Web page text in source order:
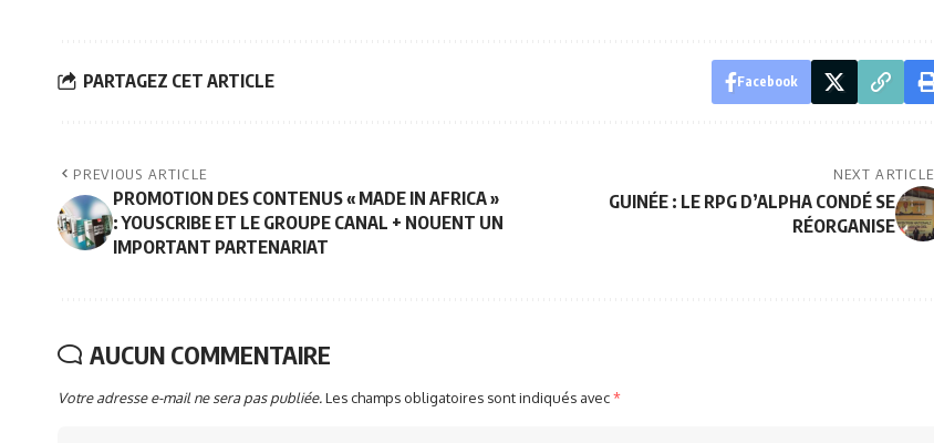
PARTAGEZ CET ARTICLE Facebook
PREVIOUS ARTICLE
PROMOTION DES CONTENUS « MADE IN AFRICA »
: YOUSCRIBE ET LE GROUPE CANAL + NOUENT UN
IMPORTANT PARTENARIAT
NEXT ARTICLE
GUINÉE : LE RPG D’ALPHA CONDÉ SE
RÉORGANISE
AUCUN COMMENTAIRE
Votre adresse e-mail ne sera pas publiée.Les champs obligatoires sont indiqués avec*